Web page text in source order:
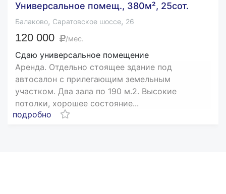
Универсальное помещ., 380м², 25сот.
Балаково, Саратовское шоссе, 26
120 000 /мес.
Сдаю универсальное помещение
Аренда. Отдельно стоящее здание под
автосалон с прилегающим земельным
участком. Два зала по 190 м.2. Высокие
потолки, хорошее состояние...
подробно